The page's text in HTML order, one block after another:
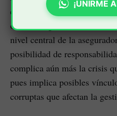
ejecutar este tipo de
oficinas regionales o incluso
nivel central de la
posibilidad de
complica aún más la crisis
pues implica posibles
corruptas que afectan la
¡UNIRME